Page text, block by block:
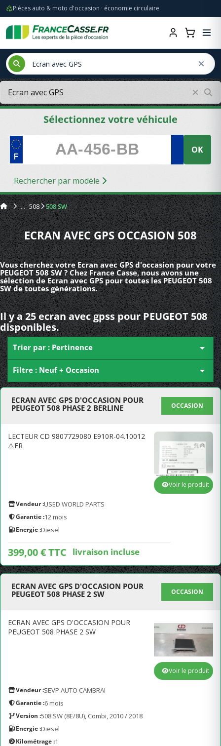
Pièces auto & moto d'occasion · économie circulaire
Sélectionnez votre véhicule
OK
Rechercher par modèle
508 508 SW
ECRAN AVEC GPS OCCASION 508
Vous cherchez votre Ecran avec GPS d'occasion pour votre
PEUGEOT 508 SW ? Chez France Casse, nous avons une
sélection de Ecran avec GPS pour toutes les PEUGEOT 508
SW de toutes générations.
Il y a 25 ecran avec gpss pour PEUGEOT 508
disponibles.
Trier par : Pertinence 
Filtre : Neuf + Occasion 
ECRAN AVEC GPS D'OCCASION POUR
PEUGEOT 508 PHASE 2 BERLINE
OCCASION
LECTEUR CD 9807729080 E910R-04.10012
⚠FR
Vendeur :USED WORLD PARTS
Garantie :12 mois
Energie :Diesel
399,00 € TTC livraison incluse
Voir le produit
ECRAN AVEC GPS D'OCCASION POUR
PEUGEOT 508 PHASE 2 SW
OCCASION
ECRAN AVEC GPS D'OCCASION POUR
PEUGEOT 508 PHASE 2 SW
Vendeur :SEVP AUTO CAMBRAI
Garantie :6 mois
Version :508 SW (8E/8U), Combi, 2010 / 2018
Energie :Diesel
Kilométrage :1
Voir le produit